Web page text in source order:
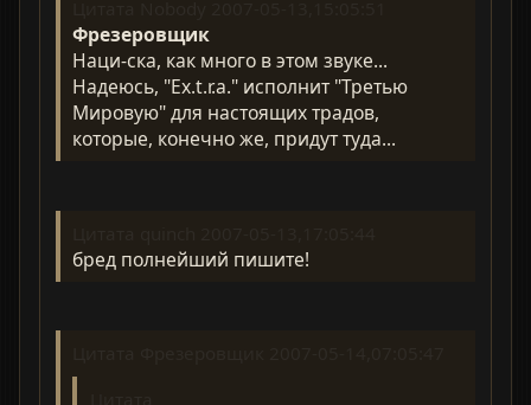
Фрезеровщик
Наци-ска, как много в этом звуке...
Надеюсь, "Ex.t.r.a." исполнит "Третью
Мировую" для настоящих традов,
которые, конечно же, придут туда...
бред полнейший пишите!